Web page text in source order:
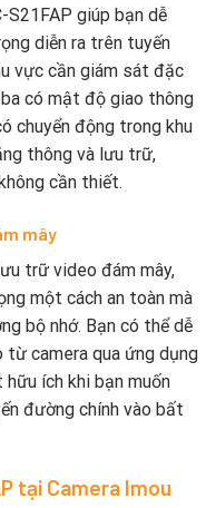
S21FAP giúp bạn dễ
diễn ra trên tuyến
vực cần giám sát đặc
có mật độ giao thông
chuyển động trong khu
thông và lưu trữ,
cần thiết.
mây
trữ video đám mây,
một cách an toàn mà
bộ nhớ. Bạn có thể dễ
từ camera qua ứng dụng
ích khi bạn muốn
đường chính vào bất
tại Camera Imou